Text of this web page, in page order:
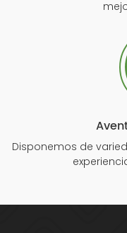
Disponemos de